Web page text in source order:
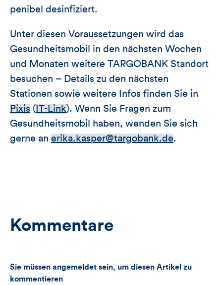
penibel desinfiziert.
Unter diesen Voraussetzungen wird das
Gesundheitsmobil in den nächsten Wochen
und Monaten weitere TARGOBANK Standort
besuchen – Details zu den nächsten
Stationen sowie weitere Infos finden Sie in
Pixis ( IT-Link). Wenn Sie Fragen zum
Gesundheitsmobil haben, wenden Sie sich
gerne an erika.kasper@targobank.de.
Kommentare
Sie müssen angemeldet sein, um diesen Artikel zu
kommentieren